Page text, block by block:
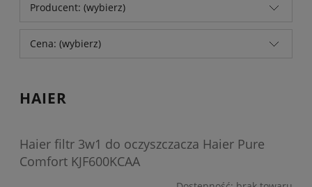
Producent: (wybierz)
Cena: (wybierz)
HAIER
Haier filtr 3w1 do oczyszczacza Haier Pure
Comfort KJF600KCAA